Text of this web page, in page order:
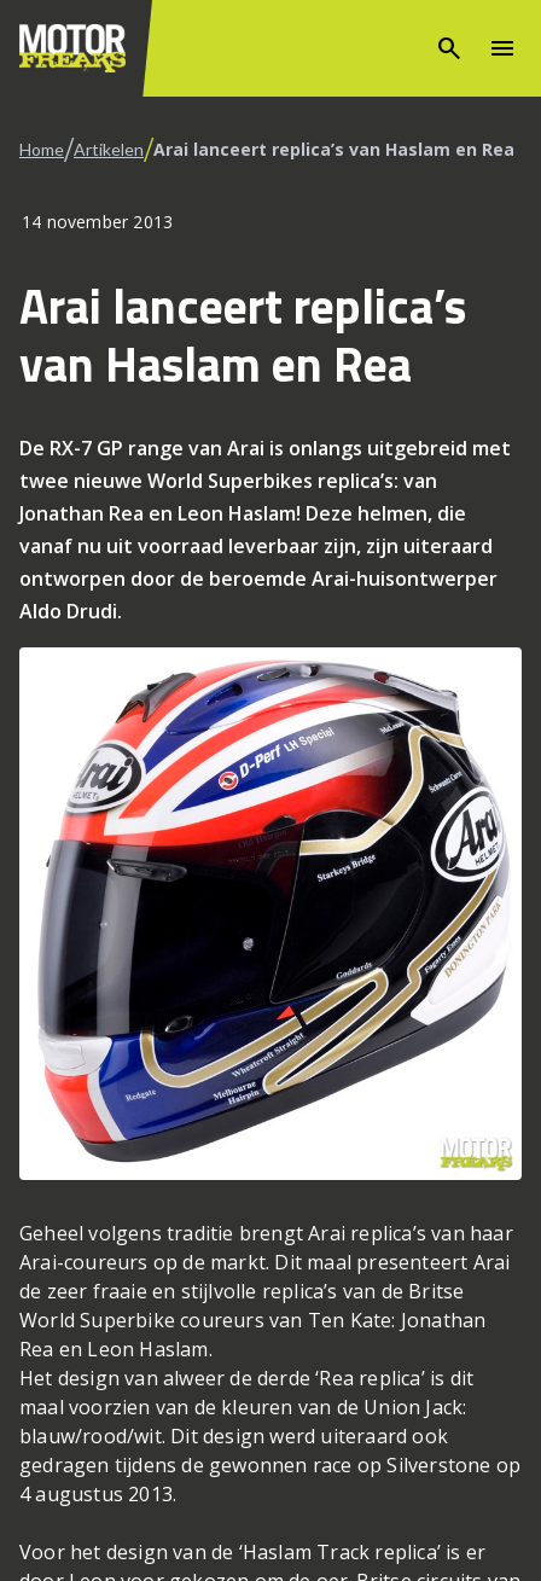
search menu
Home/Artikelen/Arai lanceert replica’s van Haslam en Rea
14 november 2013
Arai lanceert replica’s
van Haslam en Rea
De RX-7 GP range van Arai is onlangs uitgebreid met
twee nieuwe World Superbikes replica’s: van
Jonathan Rea en Leon Haslam! Deze helmen, die
vanaf nu uit voorraad leverbaar zijn, zijn uiteraard
ontworpen door de beroemde Arai-huisontwerper
Aldo Drudi.
Geheel volgens traditie brengt Arai replica’s van haar
Arai-coureurs op de markt. Dit maal presenteert Arai
de zeer fraaie en stijlvolle replica’s van de Britse
World Superbike coureurs van Ten Kate: Jonathan
Rea en Leon Haslam.
Het design van alweer de derde ‘Rea replica’ is dit
maal voorzien van de kleuren van de Union Jack:
blauw/rood/wit. Dit design werd uiteraard ook
gedragen tijdens de gewonnen race op Silverstone op
4 augustus 2013.
Voor het design van de ‘Haslam Track replica’ is er